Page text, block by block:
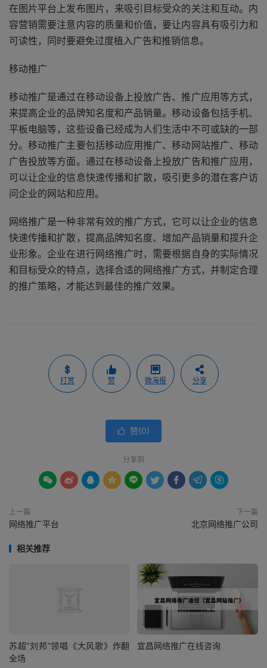
在图片平台上发布图片，来吸引目标受众的关注和互动。内
容营销需要注意内容的质量和价值，要让内容具有吸引力和
可读性，同时要避免过度植入广告和推销信息。
移动推广
移动推广是通过在移动设备上投放广告、推广应用等方式，
来提高企业的品牌知名度和产品销量。移动设备包括手机、
平板电脑等，这些设备已经成为人们生活中不可或缺的一部
分。移动推广主要包括移动应用推广、移动网站推广、移动
广告投放等方面。通过在移动设备上投放广告和推广应用，
可以让企业的信息快速传播和扩散，吸引更多的潜在客户访
问企业的网站和应用。
网络推广是一种非常有效的推广方式，它可以让企业的信息
快速传播和扩散，提高品牌知名度、增加产品销量和提升企
业形象。企业在进行网络推广时，需要根据自身的实际情况
和目标受众的特点，选择合适的网络推广方式，并制定合理
的推广策略，才能达到最佳的推广效果。
打赏 赞 微海报 分享
 赞(0)
分享到
        
上一篇
网络推广平台
下一篇
北京网络推广公司
相关推荐
苏超“刘邦”领唱《大风歌》炸翻
全场
宜昌网络推广在线咨询